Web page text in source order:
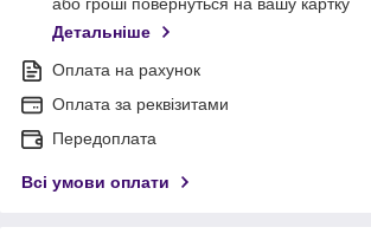
або гроші повернуться на вашу картку
Детальніше
Оплата на рахунок
Оплата за реквізитами
Передоплата
Всі умови оплати